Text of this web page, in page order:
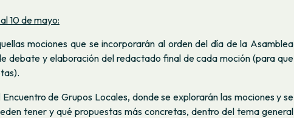
10 de mayo:
mociones que se incorporarán al orden del día de la Asamblea
debate y elaboración del redactado final de cada moción (para que
de Grupos Locales, donde se explorarán las mociones y se
tener y qué propuestas más concretas, dentro del tema general